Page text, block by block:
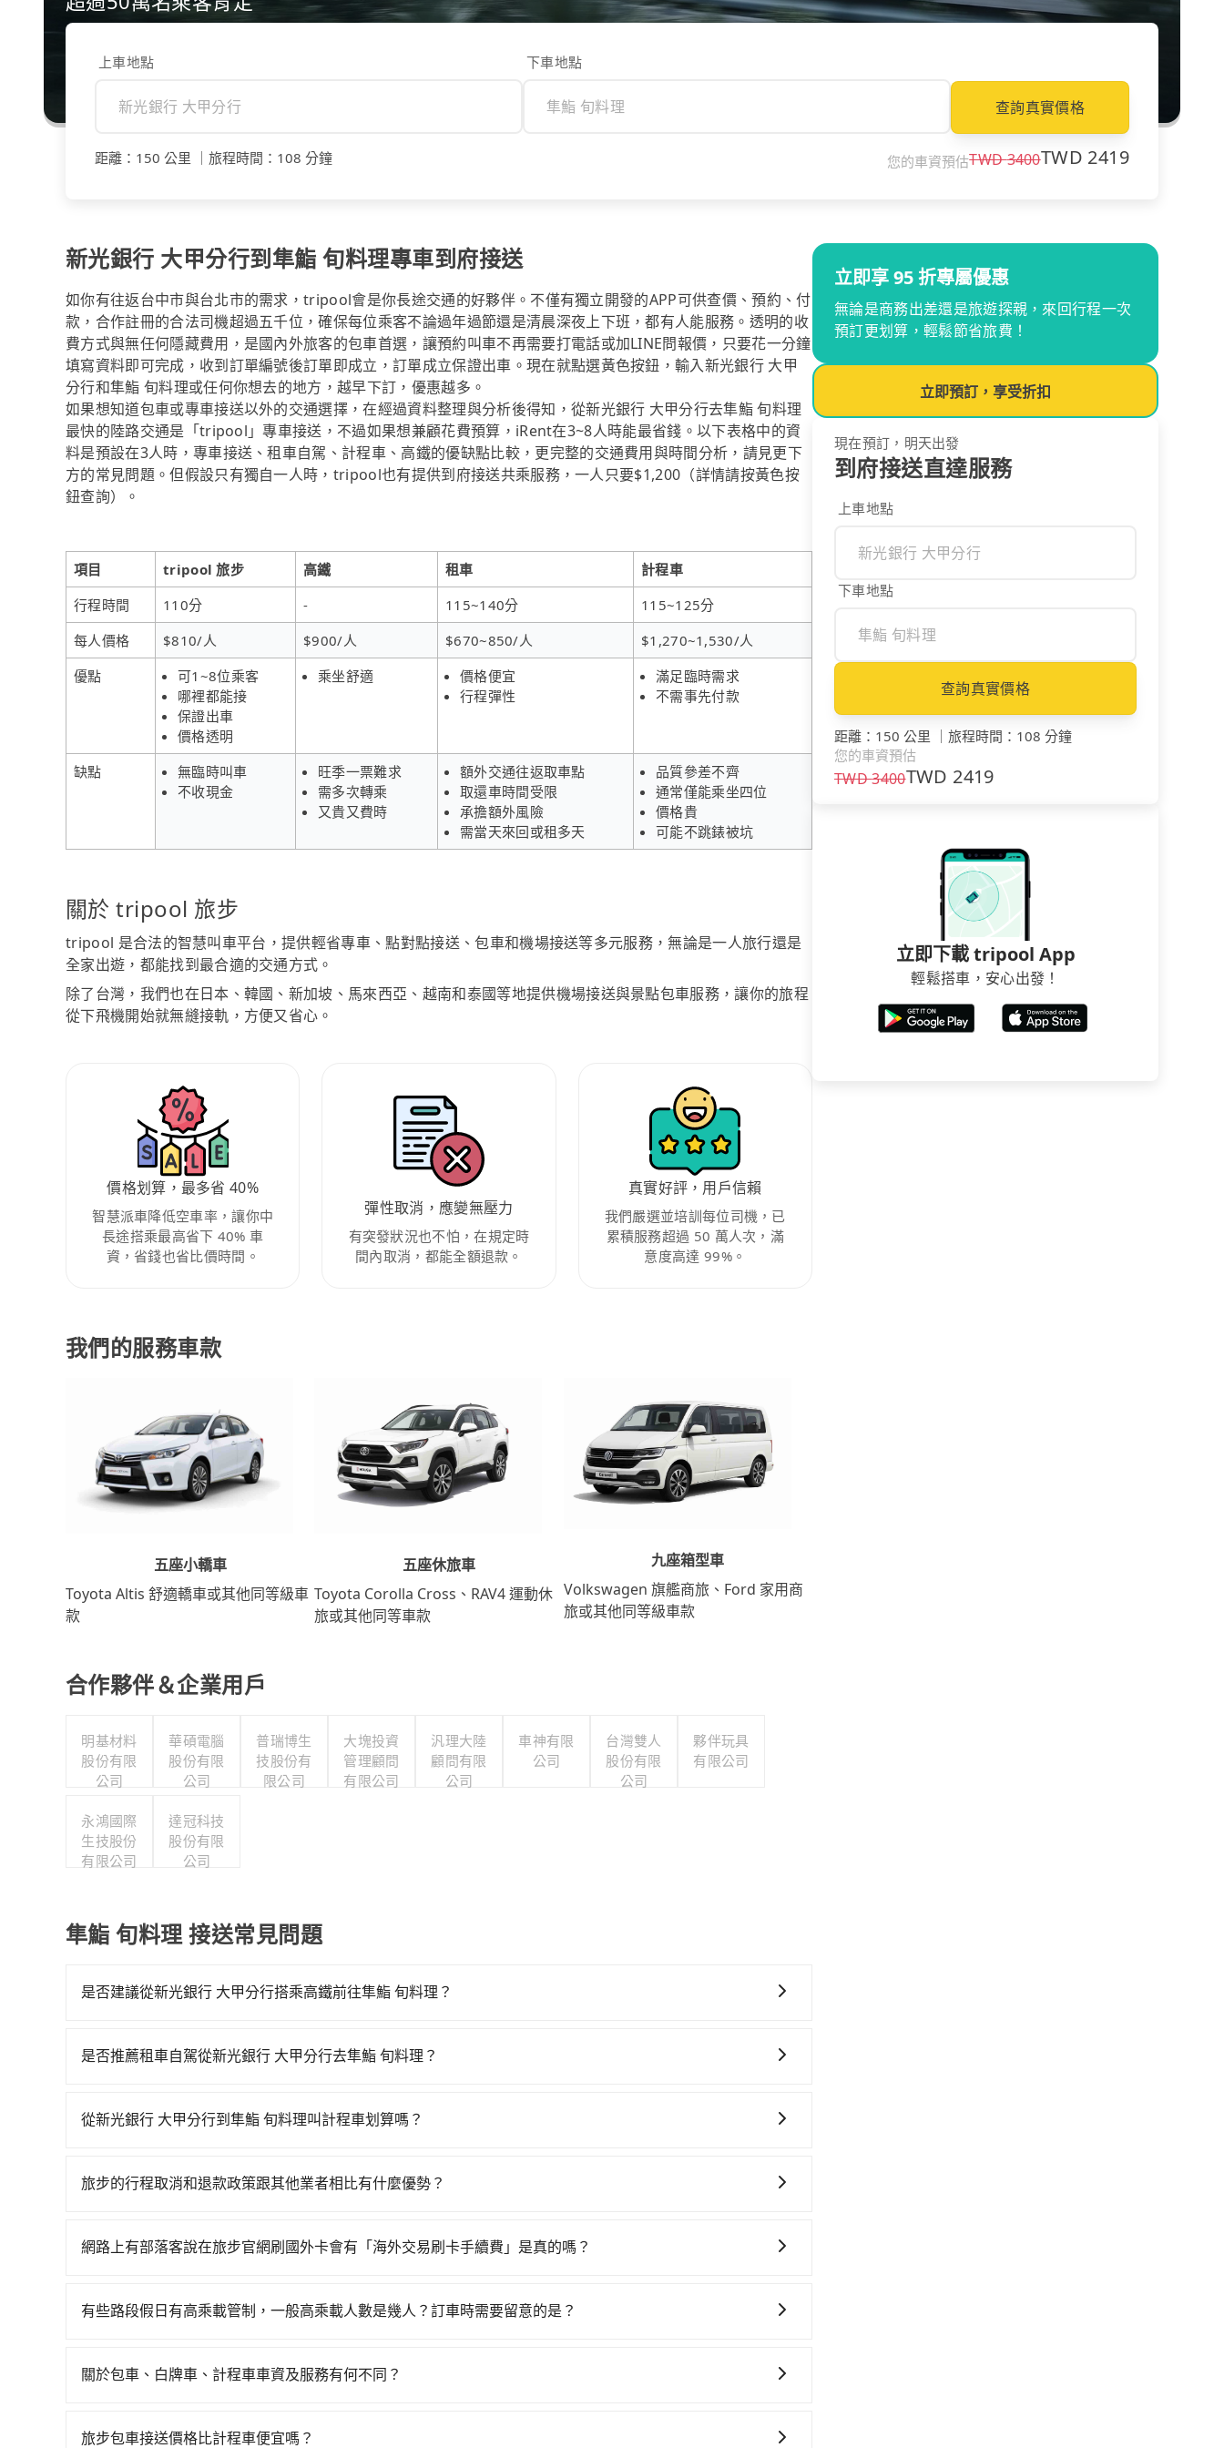
上車地點 下車地點
查詢真實價格
距離 ： 150 公里 旅程時間 ： 108 分鐘 您的車資預估TWD3400TWD 2419
新光銀行 大甲分行到隼鮨 旬料理專車到府接送
如你有往返台中市與台北市的需求，tripool會是你長途交通的好夥伴。不僅有獨立開發的APP可供查價、預約、付
款，合作註冊的合法司機超過五千位，確保每位乘客不論過年過節還是清晨深夜上下班，都有人能服務。透明的收
費方式與無任何隱藏費用，是國內外旅客的包車首選，讓預約叫車不再需要打電話或加LINE問報價，只要花一分鐘
填寫資料即可完成，收到訂單編號後訂單即成立，訂單成立保證出車。現在就點選黃色按鈕，輸入新光銀行 大甲
分行和隼鮨 旬料理或任何你想去的地方，越早下訂，優惠越多。
如果想知道包車或專車接送以外的交通選擇，在經過資料整理與分析後得知，從新光銀行 大甲分行去隼鮨 旬料理
最快的陸路交通是「tripool」專車接送，不過如果想兼顧花費預算，iRent在3~8人時能最省錢。以下表格中的資
料是預設在3人時，專車接送、租車自駕、計程車、高鐵的優缺點比較，更完整的交通費用與時間分析，請見更下
方的常見問題。但假設只有獨自一人時，tripool也有提供到府接送共乘服務，一人只要$1,200（詳情請按黃色按
鈕查詢）。
項目 tripool 旅步 高鐵 租車
計程車
行程時間
110分 - 115~140分
115~125分
每人價格
$810/人 $900/人 $670~850/人
$1,270~1,530/人
優點
可1~8位乘客
哪裡都能接
保證出車
價格透明
乘坐舒適
價格便宜
行程彈性
滿足臨時需求
不需事先付款
缺點
無臨時叫車
不收現金
旺季一票難求
需多次轉乘
又貴又費時
額外交通往返取車點
取還車時間受限
承擔額外風險
需當天來回或租多天
品質參差不齊
通常僅能乘坐四位
價格貴
可能不跳錶被坑
關於 tripool 旅步
tripool 是合法的智慧叫車平台，提供輕省專車、點對點接送、包車和機場接送等多元服務，無論是一人旅行還是
全家出遊，都能找到最合適的交通方式。
除了台灣，我們也在日本、韓國、新加坡、馬來西亞、越南和泰國等地提供機場接送與景點包車服務，讓你的旅程
從下飛機開始就無縫接軌，方便又省心。
價格划算，最多省 40%
智慧派車降低空車率，讓你中
長途搭乘最高省下 40% 車
資，省錢也省比價時間。
彈性取消，應變無壓力
有突發狀況也不怕，在規定時
間內取消，都能全額退款。
真實好評，用戶信賴
我們嚴選並培訓每位司機，已
累積服務超過 50 萬人次，滿
意度高達 99%。
我們的服務車款
五座小轎車
Toyota Altis 舒適轎車或其他同等級車
款
五座休旅車
Toyota Corolla Cross、RAV4 運動休
旅或其他同等車款
九座箱型車
Volkswagen 旗艦商旅、Ford 家用商
旅或其他同等級車款
合作夥伴＆企業用戶
明基材料
股份有限
公司
華碩電腦
股份有限
公司
普瑞博生
技股份有
限公司
大塊投資
管理顧問
有限公司
汎理大陸
顧問有限
公司
車神有限
公司
台灣雙人
股份有限
公司
夥伴玩具
有限公司
永鴻國際
生技股份
有限公司
達冠科技
股份有限
公司
隼鮨 旬料理 接送常見問題
是否建議從新光銀行 大甲分行搭乘高鐵前往隼鮨 旬料理？
最多有32班次高鐵可搭乘。假設從新光銀行 大甲分行 (台中市大甲區) 前往最靠近的苗栗高鐵站，叫一輛計程車
的計程車，搭上小黃後約花17分鐘、車費300元後，抵達隼鮨 旬料理 (台北市松山區) 的目的地。全程加上轉車
元，費時1小時48分鐘。選擇搭乘高鐵而不預約包車，不僅每人至少額外負擔90元車資，而且更會額外浪費29分
是否推薦租車自駕從新光銀行 大甲分行去隼鮨 旬料理？
天就要來回，那在台中路邊可隨租隨借的iRent應該是你最便宜選擇。註冊完iRent的app後，可以每小時
時40元路邊停車費用預估進去，但額外的汽車保險與可能的罰單都需自付。再者，和運的iRent只提供最基本的
的車門仍未被修理，每一次租車都好像在開樂透一樣。另外，偶爾也會遇到明明已經預約了時間但上一位用戶卻
點仍有段距離，在遇到下雨天或者載行李時，就顯得非常不便。
從新光銀行 大甲分行到隼鮨 旬料理叫計程車划算嗎？
到車，也可考慮打電話至豐島交通等叫車看看。依照里程跳錶計算，價格約為3,800~4,600元間，但如改預約
最佳選擇。
旅步的行程取消和退款政策跟其他業者相比有什麼優勢？
車前一天的凌晨六點前完成取消訂單作業，旅步就承諾會無條件全額退款，讓乘客感到安心之餘，降低風險的同
網路上有部落客說在旅步官網刷國外卡會有「海外交易刷卡手續費」是真的嗎？
有些路段假日有高乘載管制，一般高乘載人數是幾人？訂車時需要留意的是？
種車輛可以通行：(一) 乘載3人(含駕駛和小孩)以上的小型車，(二) 大型客車，(三) 計程車，(四) 駕駛或乘客持有
關於包車、白牌車、計程車車資及服務有何不同？
台預定時價格而定，通常愈長程價格CP值愈高。 計程車：可24小時隨叫隨到，價格依跳錶而定，如有塞車也會
旅步包車接送價格比計程車便宜嗎？
立即享 95 折專屬優惠
無論是商務出差還是旅遊探親，來回行程一次
預訂更划算，輕鬆節省旅費！
立即預訂，享受折扣
現在預訂，明天出發
到府接送直達服務
上車地點
下車地點
查詢真實價格
距離 ： 150 公里 ｜ 旅程時間 ： 108 分鐘
您的車資預估
TWD3400TWD 2419
立即下載 tripool App
輕鬆搭車，安心出發！